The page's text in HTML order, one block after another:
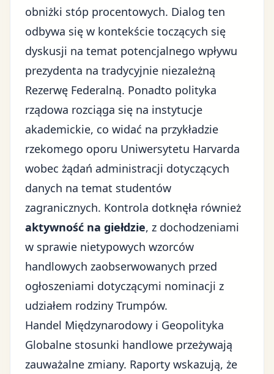
obniżki stóp procentowych. Dialog ten
odbywa się w kontekście toczących się
dyskusji na temat potencjalnego wpływu
prezydenta na tradycyjnie niezależną
Rezerwę Federalną. Ponadto polityka
rządowa rozciąga się na instytucje
akademickie, co widać na przykładzie
rzekomego oporu Uniwersytetu Harvarda
wobec żądań administracji dotyczących
danych na temat studentów
zagranicznych. Kontrola dotknęła również
aktywność na giełdzie, z dochodzeniami
w sprawie nietypowych wzorców
handlowych zaobserwowanych przed
ogłoszeniami dotyczącymi nominacji z
udziałem rodziny Trumpów.
Handel Międzynarodowy i Geopolityka
Globalne stosunki handlowe przeżywają
zauważalne zmiany. Raporty wskazują, że